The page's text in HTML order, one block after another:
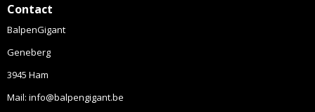
Contact
BalpenGigant
Geneberg
3945 Ham
Mail: info@balpengigant.be